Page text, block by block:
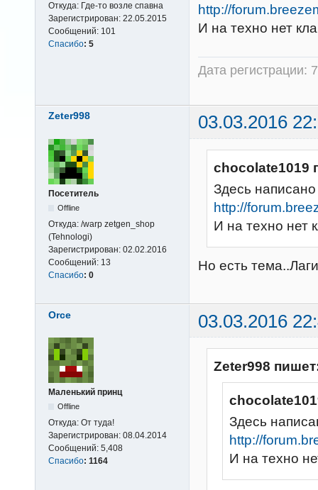
Откуда: Где-то возле спавна
Зарегистрирован: 22.05.2015
Сообщений: 101
Спасибо: 5
http://
И на техно нет
Дата регистрации:
Zeter998 03.03.2016
Посетитель
Offline
Откуда: /warp zetgen_shop
(Tehnologi)
Зарегистрирован: 02.02.2016
Сообщений: 13
Спасибо: 0
chocolate1019
Здесь написано
http://
И на техно нет
Но есть
Orce 03.03.2016
Маленький принц
Offline
Откуда: От туда!
Зарегистрирован: 08.04.2014
Сообщений: 5,408
Спасибо: 1164
Zeter998
Здесь
http://
И на техно